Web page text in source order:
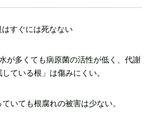
すぐには死なない
が多くても病原菌の活性が低く、代謝
ている根」は傷みにくい。
いても根腐れの被害は少ない。